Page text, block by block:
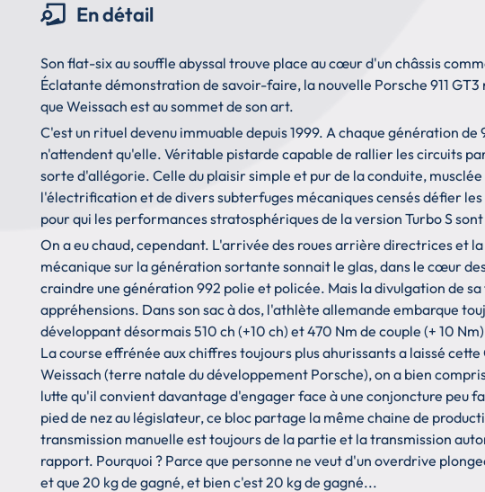
En détail
Son flat-six au souffle abyssal trouve place au cœur d'un châssis
Éclatante démonstration de savoir-faire, la nouvelle Porsche 911
que Weissach est au sommet de son art.
C'est un rituel devenu immuable depuis 1999. A chaque génération de
n'attendent qu'elle. Véritable pistarde capable de rallier les circuits
sorte d'allégorie. Celle du plaisir simple et pur de la conduite,
l'électrification et de divers subterfuges mécaniques censés défier
pour qui les performances stratosphériques de la version Turbo S
On a eu chaud, cependant. L'arrivée des roues arrière directrices et
mécanique sur la génération sortante sonnait le glas, dans le cœur
craindre une génération 992 polie et policée. Mais la divulgation de
appréhensions. Dans son sac à dos, l'athlète allemande embarque
développant désormais 510 ch (+10 ch) et 470 Nm de couple (+ 10
La course effrénée aux chiffres toujours plus ahurissants a laissé
Weissach (terre natale du développement Porsche), on a bien
lutte qu'il convient davantage d'engager face à une conjoncture peu
pied de nez au législateur, ce bloc partage la même chaine de
transmission manuelle est toujours de la partie et la transmission
rapport. Pourquoi ? Parce que personne ne veut d'un overdrive
et que 20 kg de gagné, et bien c'est 20 kg de gagné...